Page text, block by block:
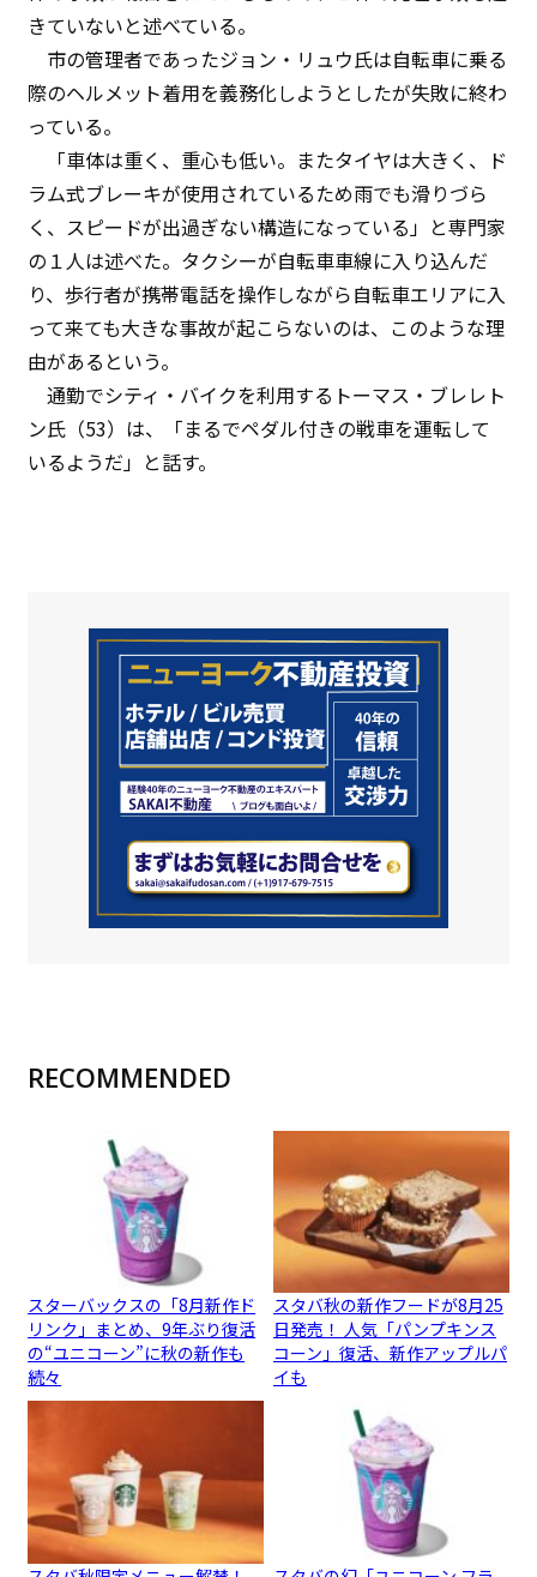
きていないと述べている。
市の管理者であったジョン・リュウ氏は自転車に乗る
際のヘルメット着用を義務化しようとしたが失敗に終わ
っている。
「車体は重く、重心も低い。またタイヤは大きく、ド
ラム式ブレーキが使用されているため雨でも滑りづら
く、スピードが出過ぎない構造になっている」と専門家
の１人は述べた。タクシーが自転車車線に入り込んだ
り、歩行者が携帯電話を操作しながら自転車エリアに入
って来ても大きな事故が起こらないのは、このような理
由があるという。
通勤でシティ・バイクを利用するトーマス・ブレレト
ン氏（53）は、「まるでペダル付きの戦車を運転して
いるようだ」と話す。
RECOMMENDED
スターバックスの「8月新作ド
リンク」まとめ、9年ぶり復活
の“ユニコーン”に秋の新作も
続々
スタバ秋の新作フードが8月25
日発売！ 人気「パンプキンス
コーン」復活、新作アップルパ
イも